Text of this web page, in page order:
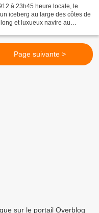
à 23h45 heure locale, le
iceberg au large des côtes de
et luxueux navire au
Page suivante >
sur le portail Overblog